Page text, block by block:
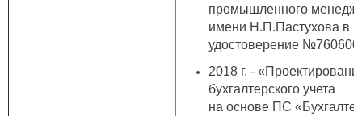
промышленного
имени Н.П.Пастухова в
удостоверение
2018 г. -
бухгалтерского учета
на основе ПС